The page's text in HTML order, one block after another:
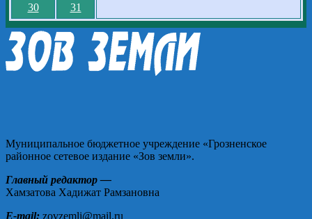
30
31
Муниципальное бюджетное учреждение «Грозненское
районное сетевое издание «Зов земли».
Главный редактор —
Хамзатова Хадижат Рамзановна
E-mail: zovzemli@mail.ru